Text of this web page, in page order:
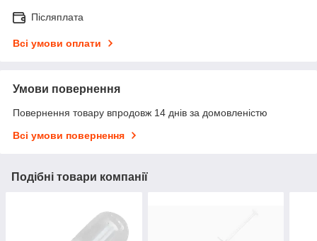
Післяплата
Всі умови оплати
Умови повернення
Повернення товару впродовж 14 днів за домовленістю
Всі умови повернення
Подібні товари компанії